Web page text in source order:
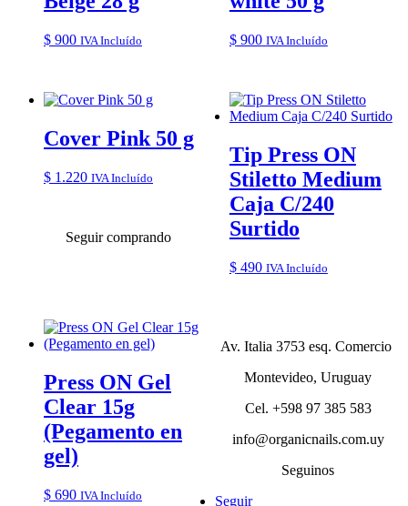
$ 900 IVA Incluído $900 IVA Incluído
Cover Pink 50 g
$ 1.220 IVA Incluído
Tip Press ON
Stiletto Medium
Caja C/240
Surtido
$490 IVA Incluído
Press ON Gel
Clear 15g
(Pegamento en
gel)
$ 690 IVA Incluído
Seguir comprando
Av. Italia 3753 esq. Comercio
Montevideo, Uruguay
Cel. +598 97 385 583
info@organicnails.com.uy
Seguinos
Seguir